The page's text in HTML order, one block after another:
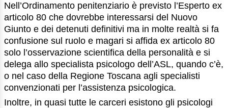
Nell’Ordinamento penitenziario è previsto l’Esperto ex
articolo 80 che dovrebbe interessarsi del Nuovo
Giunto e dei detenuti definitivi ma in molte realtà si fa
confusione sul ruolo e magari si affida ex articolo 80
solo l’osservazione scientifica della personalità e si
delega allo specialista psicologo dell’ASL, quando c’è,
o nel caso della Regione Toscana agli specialisti
convenzionati per l’assistenza psicologica.
Inoltre, in quasi tutte le carceri esistono gli psicologi